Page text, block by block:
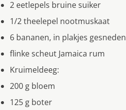
2 eetlepels bruine suiker
1/2 theelepel nootmuskaat
6 bananen, in plakjes gesneden
flinke scheut Jamaica rum
Kruimeldeeg:
200 g bloem
125 g boter